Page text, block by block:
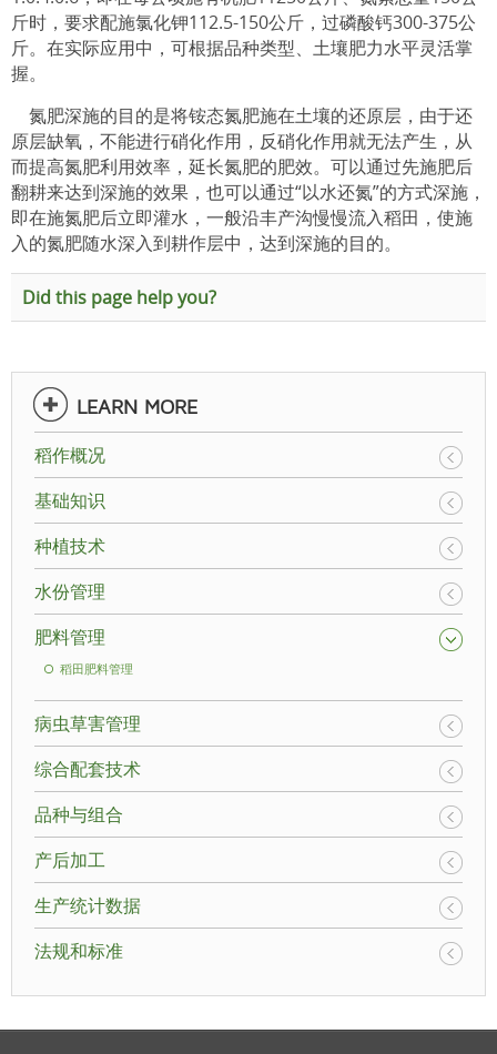
斤时，要求配施氯化钾112.5-150公斤，过磷酸钙300-375公
斤。在实际应用中，可根据品种类型、土壤肥力水平灵活掌
握。
氮肥深施的目的是将铵态氮肥施在土壤的还原层，由于还
原层缺氧，不能进行硝化作用，反硝化作用就无法产生，从
而提高氮肥利用效率，延长氮肥的肥效。可以通过先施肥后
翻耕来达到深施的效果，也可以通过“以水还氮”的方式深施，
即在施氮肥后立即灌水，一般沿丰产沟慢慢流入稻田，使施
入的氮肥随水深入到耕作层中，达到深施的目的。
Did this page help you?
LEARN MORE
稻作概况
基础知识
种植技术
水份管理
肥料管理
稻田肥料管理
病虫草害管理
综合配套技术
品种与组合
产后加工
生产统计数据
法规和标准